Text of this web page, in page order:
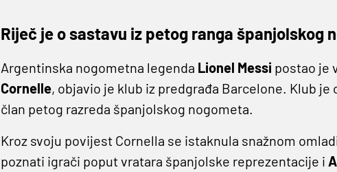
Riječ je o sastavu iz petog ranga španjolskog
Argentinska nogometna legenda Lionel Messi postao je
Cornelle, objavio je klub iz predgrađa Barcelone. Klub je
član petog razreda španjolskog nogometa.
Kroz svoju povijest Cornella se istaknula snažnom
poznati igrači poput vratara španjolske reprezentacije i